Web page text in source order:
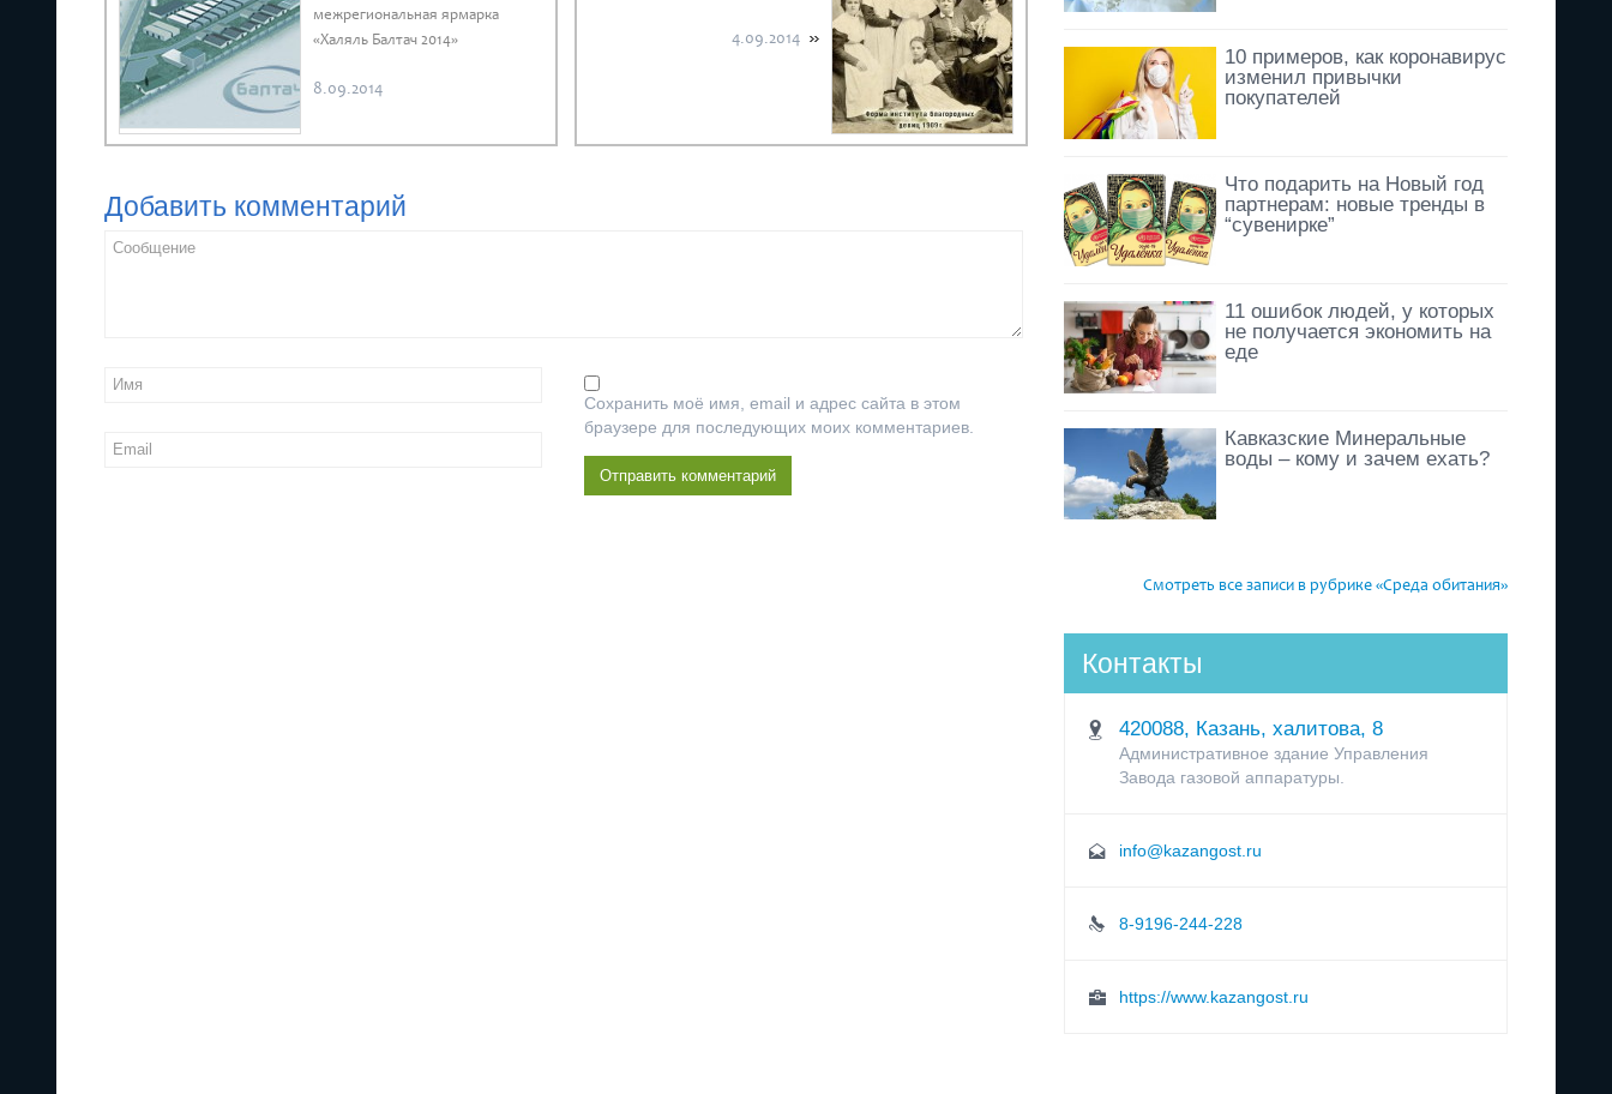
4.09.2014
межрегиональная ярмарка
«Халяль Балтач 2014»
8.09.2014
Добавить комментарий
Сохранить моё имя, email и адрес сайта в этом
браузере для последующих моих комментариев.
10 примеров, как коронавирус
изменил привычки
покупателей
Что подарить на Новый год
партнерам: новые тренды в
“сувенирке”
11 ошибок людей, у которых
не получается экономить на
еде
Кавказские Минеральные
воды – кому и зачем ехать?
Смотреть все записи в рубрике «Среда обитания»
Контакты
420088, Казань, халитова, 8
Административное здание Управления
Завода газовой аппаратуры.
info@kazangost.ru
8-9196-244-228
https://www.kazangost.ru